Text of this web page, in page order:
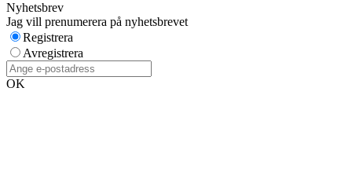
Nyhetsbrev
Jag vill prenumerera på nyhetsbrevet
Registrera
Avregistrera
OK